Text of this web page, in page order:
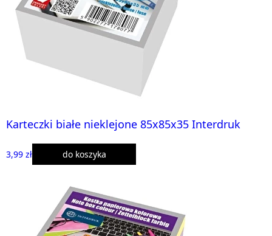
Karteczki białe nieklejone 85x85x35 Interdruk
3,99 zł do koszyka